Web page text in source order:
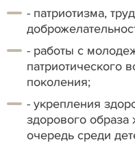
- патриотизма,
- работы с
патриотического
поколения;
- укрепления
здорового
очередь среди